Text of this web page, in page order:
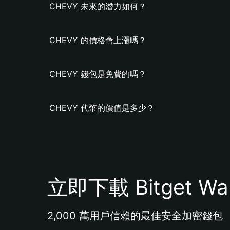
CHEVY 未來的潛力如何？
CHEVY 的價格會上漲嗎？
CHEVY 錢包是免費的嗎？
CHEVY 代幣的價值是多少？
立即下載 Bitget
2,000 萬用戶信賴的最佳安全加密錢包